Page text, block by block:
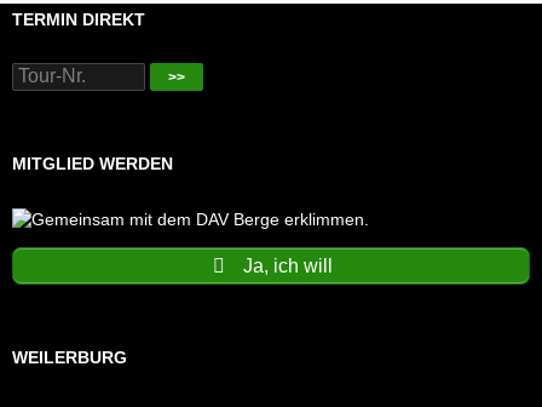
TERMIN DIREKT
>>
MITGLIED WERDEN
Ja, ich will
WEILERBURG